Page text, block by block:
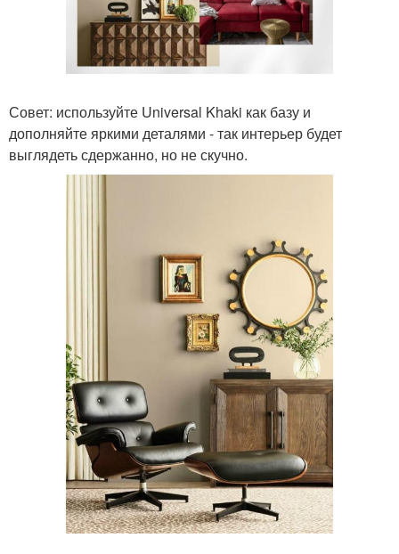
Совет: используйте Universal Khaki как базу и
дополняйте яркими деталями - так интерьер будет
выглядеть сдержанно, но не скучно.